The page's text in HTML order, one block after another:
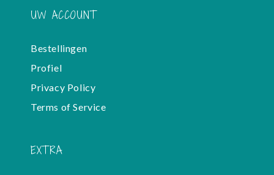
UW ACCOUNT
Bestellingen
Profiel
Privacy Policy
Terms of Service
EXTRA